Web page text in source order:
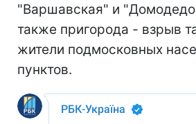
"Варшавская" и
также пригорода - взрыв
жители подмосковных
пунктов.